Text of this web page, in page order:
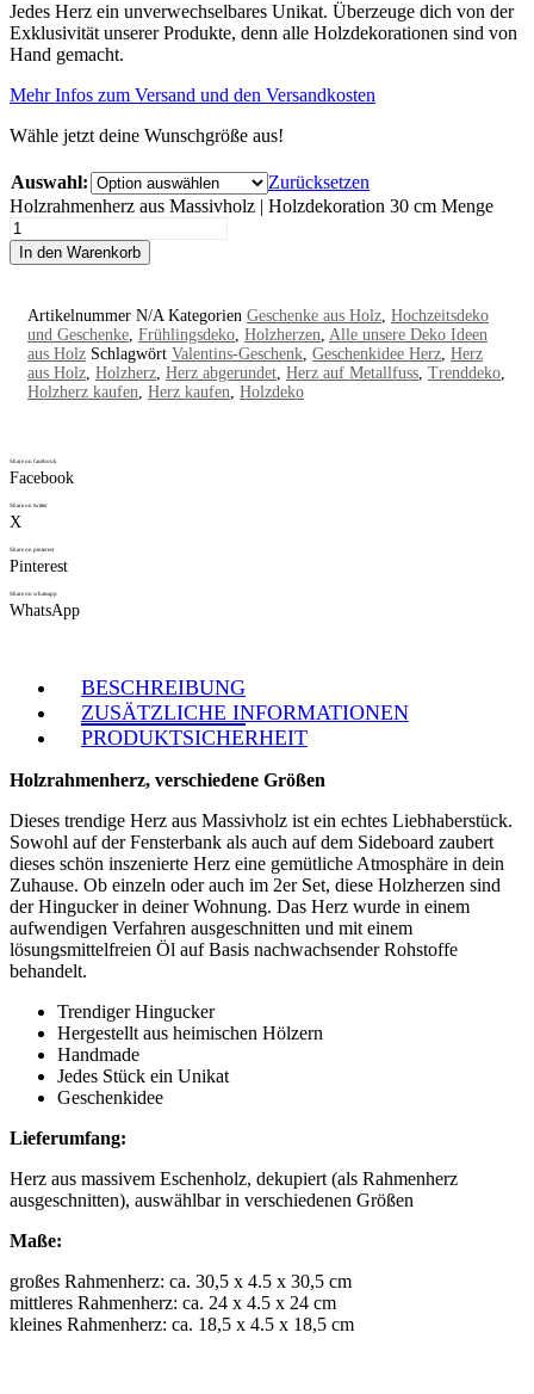
Jedes Herz ein unverwechselbares Unikat. Überzeuge dich von der
Exklusivität unserer Produkte, denn alle Holzdekorationen sind von
Hand gemacht.
Mehr Infos zum Versand und den Versandkosten
Wähle jetzt deine Wunschgröße aus!
Auswahl:
Zurücksetzen
Holzrahmenherz aus Massivholz | Holzdekoration 30 cm Menge
In den Warenkorb
Artikelnummer N/A Kategorien Geschenke aus Holz, Hochzeitsdeko
und Geschenke, Frühlingsdeko, Holzherzen, Alle unsere Deko Ideen
aus Holz Schlagwört Valentins-Geschenk, Geschenkidee Herz, Herz
aus Holz, Holzherz, Herz abgerundet, Herz auf Metallfuss, Trenddeko,
Holzherz kaufen, Herz kaufen, Holzdeko
Share on facebook
Facebook
Share on twitter
X
Share on pinterest
Pinterest
Share on whatsapp
WhatsApp
BESCHREIBUNG
ZUSÄTZLICHE INFORMATIONEN
PRODUKTSICHERHEIT
Holzrahmenherz, verschiedene Größen
Dieses trendige Herz aus Massivholz ist ein echtes Liebhaberstück.
Sowohl auf der Fensterbank als auch auf dem Sideboard zaubert
dieses schön inszenierte Herz eine gemütliche Atmosphäre in dein
Zuhause. Ob einzeln oder auch im 2er Set, diese Holzherzen sind
der Hingucker in deiner Wohnung. Das Herz wurde in einem
aufwendigen Verfahren ausgeschnitten und mit einem
lösungsmittelfreien Öl auf Basis nachwachsender Rohstoffe
behandelt.
Trendiger Hingucker
Hergestellt aus heimischen Hölzern
Handmade
Jedes Stück ein Unikat
Geschenkidee
Lieferumfang:
Herz aus massivem Eschenholz, dekupiert (als Rahmenherz
ausgeschnitten), auswählbar in verschiedenen Größen
Maße:
großes Rahmenherz: ca. 30,5 x 4.5 x 30,5 cm
mittleres Rahmenherz: ca. 24 x 4.5 x 24 cm
kleines Rahmenherz: ca. 18,5 x 4.5 x 18,5 cm